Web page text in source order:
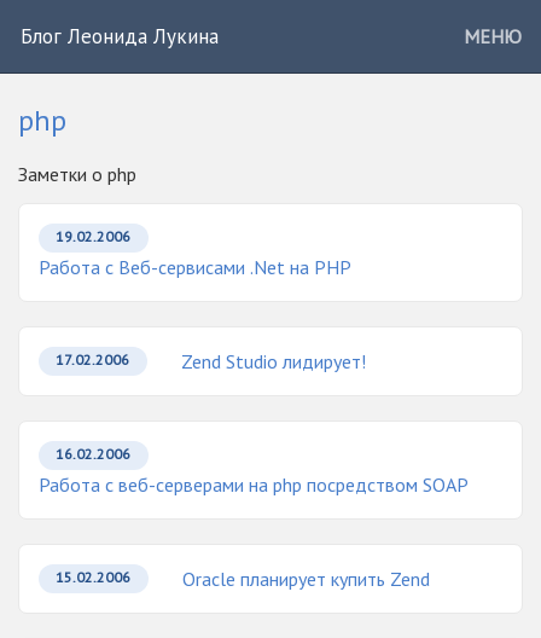
Блог Леонида Лукина МЕНЮ
php
Заметки о php
19.02.2006
Работа с Веб-сервисами .Net на PHP
17.02.2006 Zend Studio лидирует!
16.02.2006
Работа с веб-серверами на php посредством SOAP
15.02.2006 Oracle планирует купить Zend